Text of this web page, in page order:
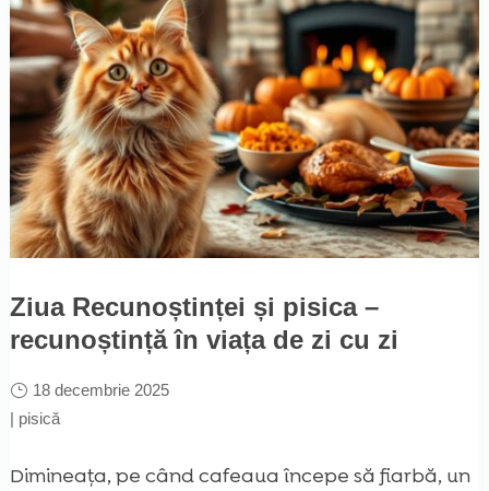
Ziua Recunoștinței și pisica –
recunoștință în viața de zi cu zi
18 decembrie 2025
| pisică
Dimineața, pe când cafeaua începe să fiarbă, un